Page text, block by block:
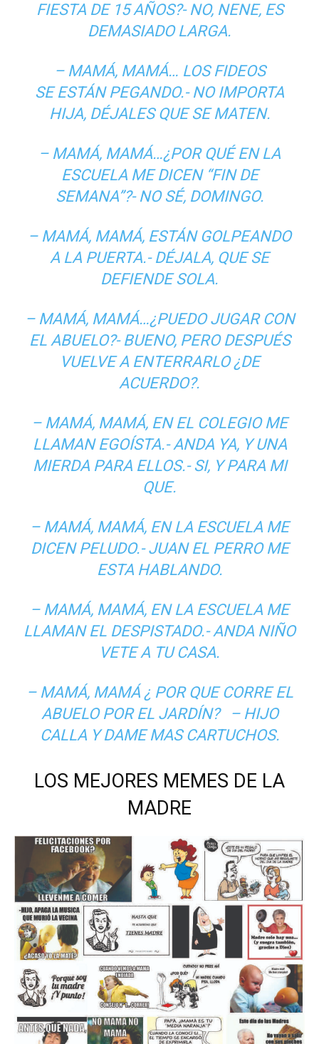
FIESTA DE 15 AÑOS?- NO, NENE, ES
DEMASIADO LARGA.
– MAMÁ, MAMÁ… LOS FIDEOS
SE ESTÁN PEGANDO.- NO IMPORTA
HIJA, DÉJALES QUE SE MATEN.
– MAMÁ, MAMÁ…¿POR QUÉ EN LA
ESCUELA ME DICEN “FIN DE
SEMANA”?- NO SÉ, DOMINGO.
– MAMÁ, MAMÁ, ESTÁN GOLPEANDO
A LA PUERTA.- DÉJALA, QUE SE
DEFIENDE SOLA.
– MAMÁ, MAMÁ…¿PUEDO JUGAR CON
EL ABUELO?- BUENO, PERO DESPUÉS
VUELVE A ENTERRARLO ¿DE
ACUERDO?.
– MAMÁ, MAMÁ, EN EL COLEGIO ME
LLAMAN EGOÍSTA.- ANDA YA, Y UNA
MIERDA PARA ELLOS.- SI, Y PARA MI
QUE.
– MAMÁ, MAMÁ, EN LA ESCUELA ME
DICEN PELUDO.- JUAN EL PERRO ME
ESTA HABLANDO.
– MAMÁ, MAMÁ, EN LA ESCUELA ME
LLAMAN EL DESPISTADO.- ANDA NIÑO
VETE A TU CASA.
– MAMÁ, MAMÁ ¿ POR QUE CORRE EL
ABUELO POR EL JARDÍN? – HIJO
CALLA Y DAME MAS CARTUCHOS.
LOS MEJORES MEMES DE LA
MADRE